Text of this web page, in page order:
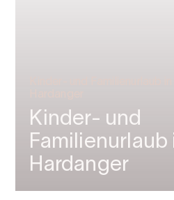
Kinder- und
Familienurlaub
Hardanger